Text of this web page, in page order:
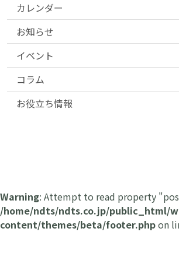
カレンダー
お知らせ
イベント
コラム
お役立ち情報
Warning: Attempt to read property
/home/ndts/ndts.co.jp/public_html/
content/themes/beta/footer.phpon